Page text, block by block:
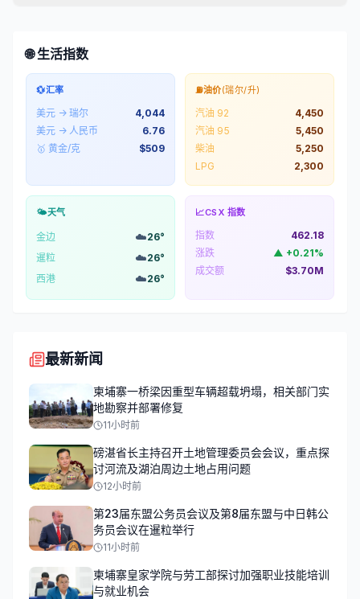
🌐 生活指数
💱汇率
美元 → 瑞尔
4,044
美元 → 人民币
6.76
🥇 黄金/克
$509
⛽油价(瑞尔/升)
汽油 92
4,450
汽油 95
5,450
柴油
5,250
LPG
2,300
🌤️天气
金边 ☁️26°
暹粒
☁️26°
西港
☁️26°
📈CSX 指数
指数
462.18
涨跌
▲ +0.21%
成交额
$3.70M
最新新闻
柬埔寨一桥梁因重型车辆超载坍塌，相关部门实
地勘察并部署修复
11小时前
磅湛省长主持召开土地管理委员会会议，重点探
讨河流及湖泊周边土地占用问题
12小时前
第23届东盟公务员会议及第8届东盟与中日韩公
务员会议在暹粒举行
11小时前
柬埔寨皇家学院与劳工部探讨加强职业技能培训
与就业机会